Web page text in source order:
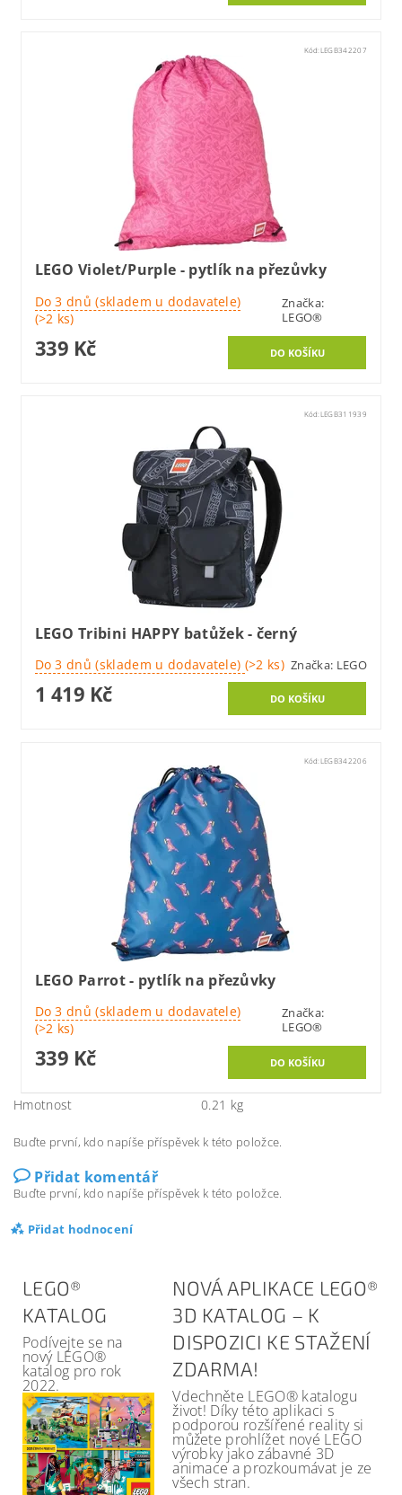
Kód: LEGB342207
LEGO Violet/Purple - pytlík na přezůvky
Do 3 dnů (skladem u dodavatele)
(>2 ks)
Značka:
LEGO®
339 Kč
Kód: LEGB311939
LEGO Tribini HAPPY batůžek - černý
Do 3 dnů (skladem u dodavatele) (>2 ks) Značka: LEGO
1 419 Kč
Kód: LEGB342206
LEGO Parrot - pytlík na přezůvky
Do 3 dnů (skladem u dodavatele)
(>2 ks)
Značka:
LEGO®
339 Kč
Hmotnost 0.21 kg
Buďte první, kdo napíše příspěvek k této položce.
Přidat komentář
Buďte první, kdo napíše příspěvek k této položce.
Přidat hodnocení
LEGO®
KATALOG
Podívejte se na
nový LEGO®
katalog pro rok
2022.
NOVÁ APLIKACE LEGO®
3D KATALOG – K
DISPOZICI KE STAŽENÍ
ZDARMA!
Vdechněte LEGO® katalogu
život! Díky této aplikaci s
podporou rozšířené reality si
můžete prohlížet nové LEGO
výrobky jako zábavné 3D
animace a prozkoumávat je ze
všech stran.